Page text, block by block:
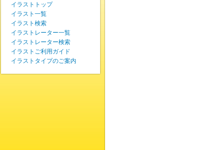
イラストトップ
イラスト一覧
イラスト検索
イラストレーター一覧
イラストレーター検索
イラストご利用ガイド
イラストタイプのご案内